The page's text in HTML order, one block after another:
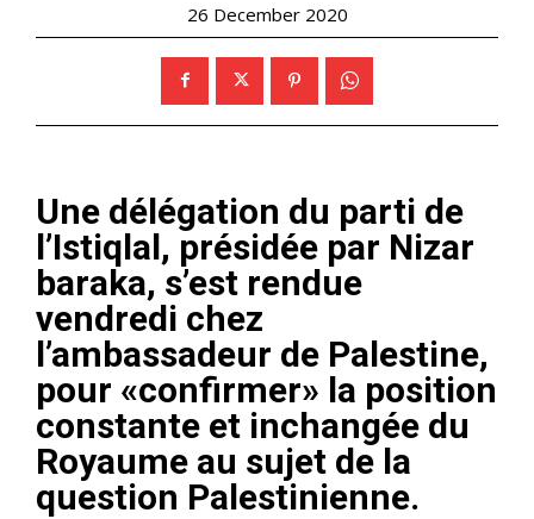
26 December 2020
Une délégation du parti de
l’Istiqlal, présidée par Nizar
baraka, s’est rendue
vendredi chez
l’ambassadeur de Palestine,
pour «confirmer» la position
constante et inchangée du
Royaume au sujet de la
question Palestinienne.